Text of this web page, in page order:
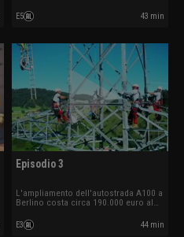
funzionare. La squadra di 41 persone
di Christian Karwath demolisce i
E5 43 min
Episodio 3
L'ampliamento dell'autostrada A100 a
Berlino costa circa 190.000 euro al
operai stanno rinnovando la linea
elettrica più antica del mondo. Sandro
E3 44 min